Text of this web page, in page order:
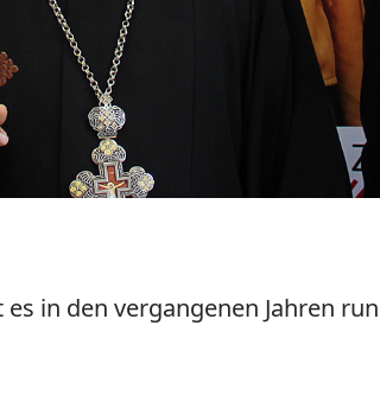
in den vergangenen Jahren